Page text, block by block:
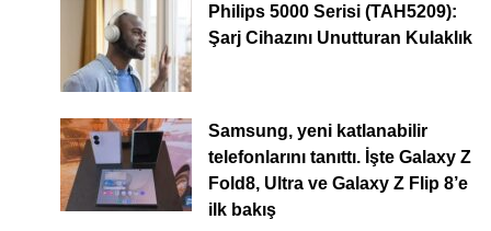
Philips 5000 Serisi (TAH5209):
Şarj Cihazını Unutturan Kulaklık
Samsung, yeni katlanabilir
telefonlarını tanıttı. İşte Galaxy Z
Fold8, Ultra ve Galaxy Z Flip 8’e
ilk bakış